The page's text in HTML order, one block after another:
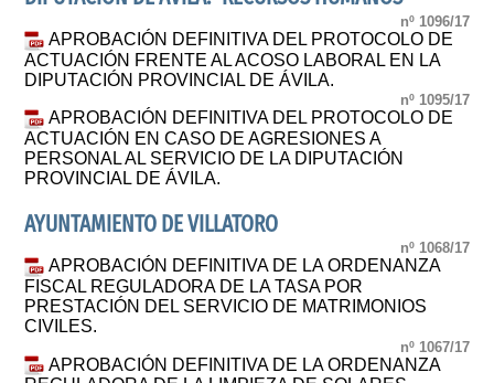
nº 1096/17
APROBACIÓN DEFINITIVA DEL PROTOCOLO DE
ACTUACIÓN FRENTE AL ACOSO LABORAL EN LA
DIPUTACIÓN PROVINCIAL DE ÁVILA.
nº 1095/17
APROBACIÓN DEFINITIVA DEL PROTOCOLO DE
ACTUACIÓN EN CASO DE AGRESIONES A
PERSONAL AL SERVICIO DE LA DIPUTACIÓN
PROVINCIAL DE ÁVILA.
AYUNTAMIENTO DE VILLATORO
nº 1068/17
APROBACIÓN DEFINITIVA DE LA ORDENANZA
FISCAL REGULADORA DE LA TASA POR
PRESTACIÓN DEL SERVICIO DE MATRIMONIOS
CIVILES.
nº 1067/17
APROBACIÓN DEFINITIVA DE LA ORDENANZA